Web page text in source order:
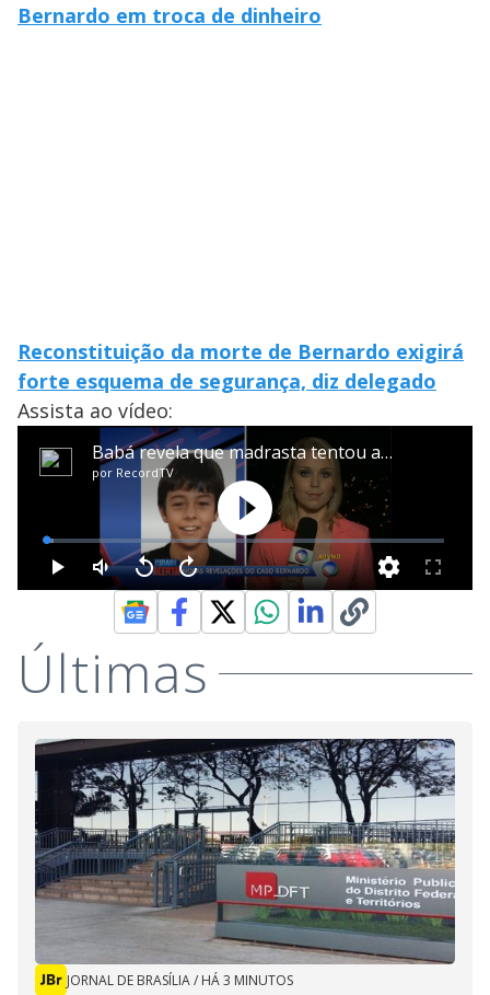
Bernardo em troca de dinheiro
Reconstituição da morte de Bernardo exigirá
forte esquema de segurança, diz delegado
Assista ao vídeo:
Últimas
JORNAL DE BRASÍLIA/ HÁ 3 MINUTOS